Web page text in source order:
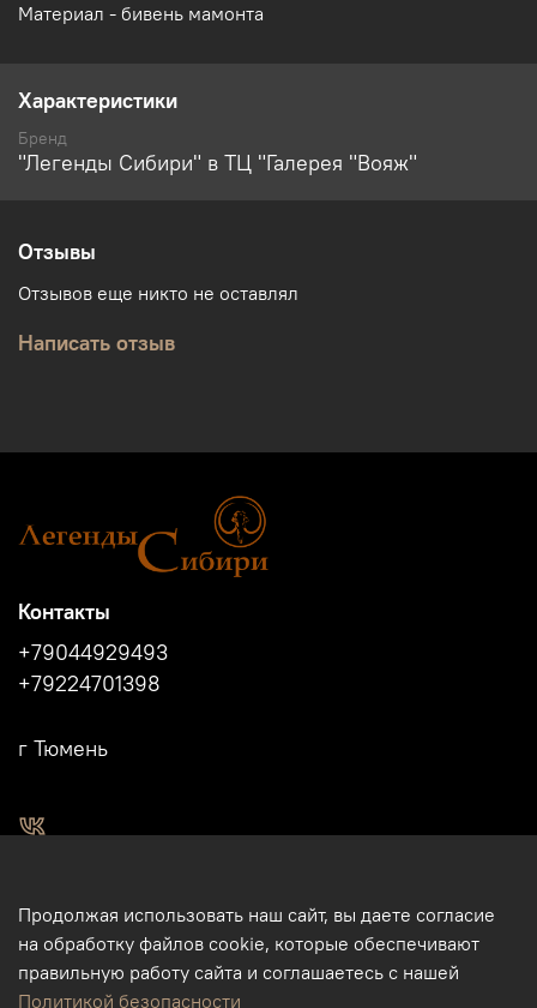
Материал - бивень мамонта
Характеристики
Бренд
"Легенды Сибири" в ТЦ "Галерея "Вояж"
Отзывы
Отзывов еще никто не оставлял
Написать отзыв
Контакты
+79044929493
+79224701398
г Тюмень
Магазин подарков и сувениров в Тюмени. Тюменские
сувениры. Подарки и сувениры из кости, бивня мамонта в
Тюмени. Бизнес-сувениры. Корпоративные подарки.
Продолжая использовать наш сайт, вы даете согласие
на обработку файлов cookie, которые обеспечивают
правильную работу сайта и соглашаетесь с нашей
Политикой безопасности